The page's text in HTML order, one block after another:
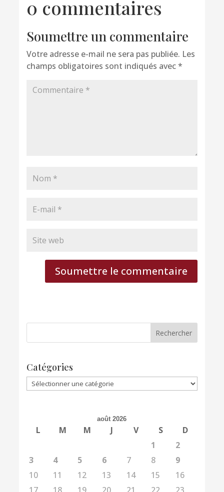
0 commentaires
Soumettre un commentaire
Votre adresse e-mail ne sera pas publiée. Les
champs obligatoires sont indiqués avec*
Soumettre le commentaire
Catégories
Catégories
août 2026
L M M J V S
D
1
2
3
4 5 6 7 8
9
10
11 12 13 14 15
16